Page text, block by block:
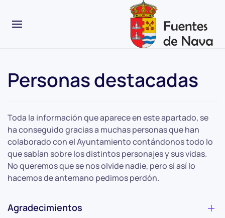
Personas destacadas
Toda la información que aparece en este apartado, se
ha conseguido gracias a muchas personas que han
colaborado con el Ayuntamiento contándonos todo lo
que sabían sobre los distintos personajes y sus vidas.
No queremos que se nos olvide nadie, pero si así lo
hacemos de antemano pedimos perdón.
Agradecimientos